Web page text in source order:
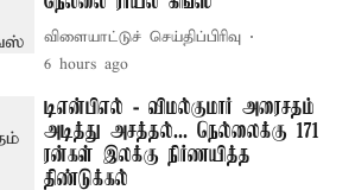
விளையாட்டுச் செய்திப்பிரிவு
6 hours ago
டிஎன்பிஎல் - விமல்குமார் அரைசதம்
அடித்து அசத்தல்... நெல்லைக்கு 171
ரன்கள் இலக்கு நிர்ணயித்த
திண்டுக்கல்